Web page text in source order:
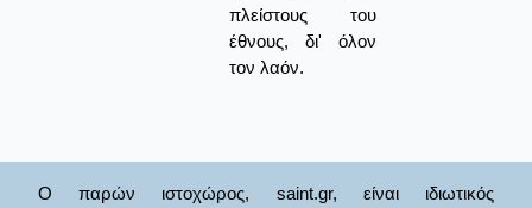
πλείστους του
έθνους, δι' όλον
τον λαόν.
Ο παρών ιστοχώρος, saint.gr, είναι ιδιωτικός